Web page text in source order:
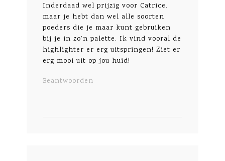
Inderdaad wel prijzig voor Catrice.
maar je hebt dan wel alle soorten
poeders die je maar kunt gebruiken
bij je in zo’n palette. Ik vind vooral de
highlighter er erg uitspringen! Ziet er
erg mooi uit op jou huid!
Beantwoorden